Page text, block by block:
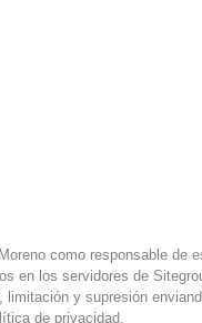
como responsable de
en los servidores de
y supresión
de privacidad.